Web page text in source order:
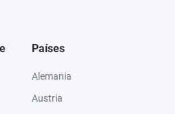
Países
Alemania
Austria